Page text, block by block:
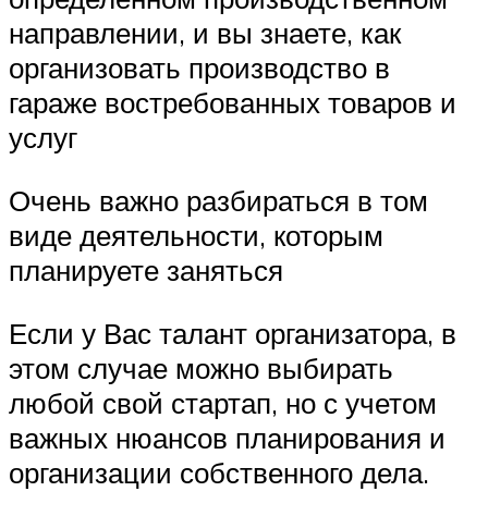
направлении, и вы знаете, как
организовать производство в
гараже востребованных товаров и
услуг
Очень важно разбираться в том
виде деятельности, которым
планируете заняться
Если у Вас талант организатора, в
этом случае можно выбирать
любой свой стартап, но с учетом
важных нюансов планирования и
организации собственного дела.